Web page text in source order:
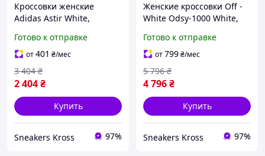
Кроссовки женские
Adidas Astir White,
белые, Adidas originals
astir
Готово к отправке
от401 ₴/мес
2 404₴
3 404 ₴
Купить
Sneakers Kross 97%
Женские кроссовки Off -
White Odsy-1000 White,
белые, Off-White Odsy
Готово к отправке
от799₴/мес
4 796₴
5 796 ₴
Купить
Sneakers Kross 97%